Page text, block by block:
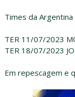
Times da
TER 11/07/2023
TER 18/07/2023
Em repescagem e